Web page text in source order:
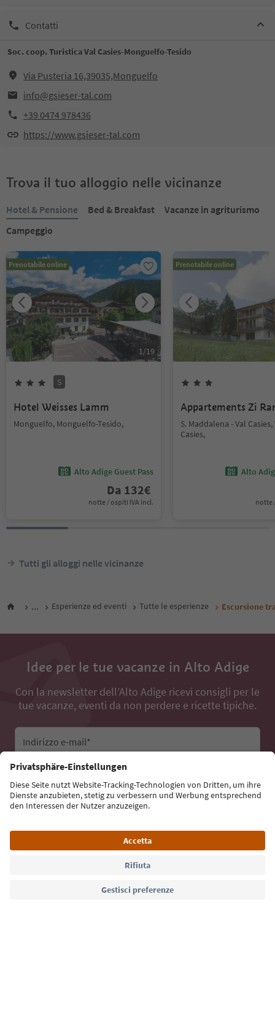
Contatti
Soc. coop. Turistica Val Casies-Monguelfo-Tesido
Via Pusteria 16,39035,Monguelfo
info@gsieser-tal.com
+39 0474 978436
https://www.gsieser-tal.com
Trova il tuo alloggio nelle vicinanze
Hotel & Pensione Bed & Breakfast
Vacanze in agriturismo
Campeggio
Prenotabile online
1/19
S
Hotel Weisses Lamm
Monguelfo, Monguelfo-Tesido,
Alto Adige Guest Pass
Da 132€
notte / ospiti IVA incl.
Prenotabile online
Appartements Zi
S. Maddalena - Val
Casies,
Alto
notte
Tutti gli alloggi nelle vicinanze
... Esperienze ed eventi Tutte le esperienze Escursione
Idee per le tue vacanze in Alto Adige
Con la newsletter dell’Alto Adige ricevi consigli per le
tue vacanze, eventi da non perdere e ricette tipiche.
Indirizzo e-mail*
Iscriviti alla newsletter